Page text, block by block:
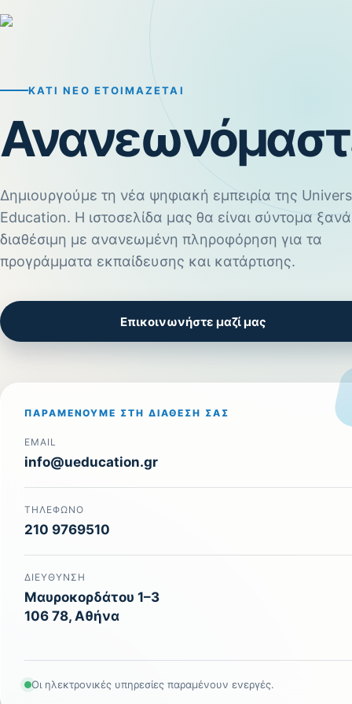
ΚΆΤΙ ΝΈΟ ΕΤΟΙΜΆΖΕΤΑΙ
Δημιουργούμε τη νέα ψηφιακή εμπειρία της
Education. Η ιστοσελίδα μας θα είναι σύντομα ξανά
διαθέσιμη με ανανεωμένη πληροφόρηση για τα
προγράμματα εκπαίδευσης και κατάρτισης.
Επικοινωνήστε μαζί μας
ΠΑΡΑΜΈΝΟΥΜΕ ΣΤΗ ΔΙΆΘΕΣΉ ΣΑΣ
EMAIL
info@ueducation.gr
ΤΗΛΈΦΩΝΟ
210 9769510
ΔΙΕΎΘΥΝΣΗ
Μαυροκορδάτου 1–3
106 78, Αθήνα
Οι ηλεκτρονικές υπηρεσίες παραμένουν ενεργές.